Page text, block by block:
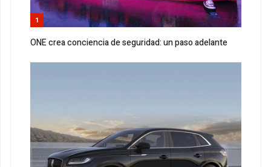
1
ONE crea conciencia de seguridad: un paso adelante